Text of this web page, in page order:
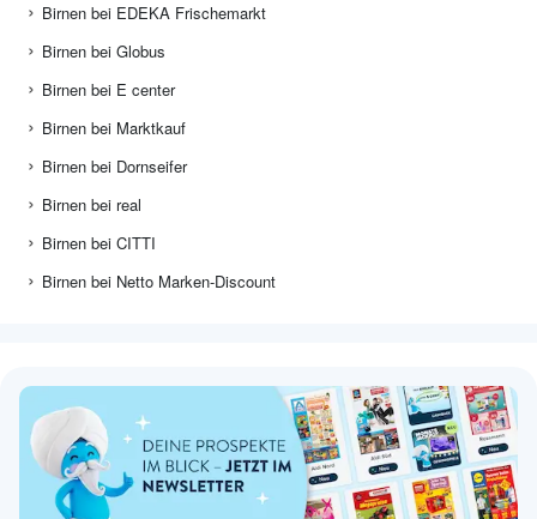
Birnen bei EDEKA Frischemarkt
Birnen bei Globus
Birnen bei E center
Birnen bei Marktkauf
Birnen bei Dornseifer
Birnen bei real
Birnen bei CITTI
Birnen bei Netto Marken-Discount